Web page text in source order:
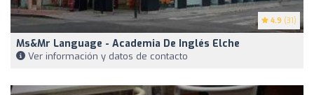
4.9 (31)
Ms&Mr Language - Academia De Inglés Elche
Ver información y datos de contacto